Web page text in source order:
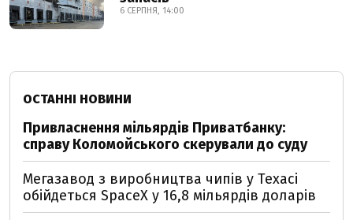
6 СЕРПНЯ, 14:00
ОСТАННІ НОВИНИ
Привласнення мільярдів Приватбанку:
справу Коломойського скерували до суду
Мегазавод з виробництва чипів у Техасі
обійдеться SpaceX у 16,8 мільярдів доларів